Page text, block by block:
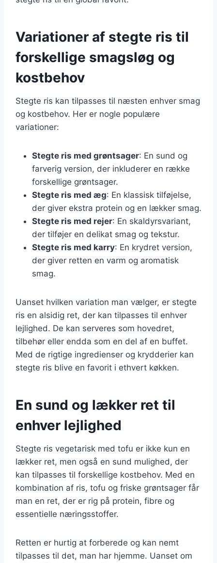
Variationer af stegte ris til
forskellige smagsløg og
kostbehov
Stegte ris kan tilpasses til næsten enhver smag
og kostbehov. Her er nogle populære
variationer:
Stegte ris med grøntsager: En sund og
farverig version, der inkluderer en række
forskellige grøntsager.
Stegte ris med æg: En klassisk tilføjelse,
der giver ekstra protein og en lækker smag.
Stegte ris med rejer: En skaldyrsvariant,
der tilføjer en delikat smag og tekstur.
Stegte ris med karry: En krydret version,
der giver retten en varm og aromatisk
smag.
Uanset hvilken variation man vælger, er stegte
ris en alsidig ret, der kan tilpasses til enhver
lejlighed. De kan serveres som hovedret,
tilbehør eller endda som en del af en buffet.
Med de rigtige ingredienser og krydderier kan
stegte ris blive en favorit i ethvert køkken.
En sund og lækker ret til
enhver lejlighed
Stegte ris vegetarisk med tofu er ikke kun en
lækker ret, men også en sund mulighed, der
kan tilpasses til forskellige kostbehov. Med en
kombination af ris, tofu og friske grøntsager får
man en ret, der er rig på protein, fibre og
essentielle næringsstoffer.
Retten er hurtig at forberede og kan nemt
tilpasses til det, man har hjemme. Uanset om